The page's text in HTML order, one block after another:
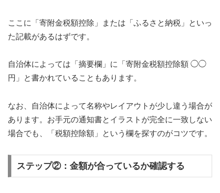
ここに「寄附金税額控除」または「ふるさと納税」といっ
た記載があるはずです。
自治体によっては「摘要欄」に「寄附金税額控除額 ◯◯
円」と書かれていることもあります。
なお、自治体によって名称やレイアウトが少し違う場合が
あります。お手元の通知書とイラストが完全に一致しない
場合でも、「税額控除額」という欄を探すのがコツです。
ステップ②：金額が合っているか確認する